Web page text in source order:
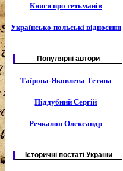
Книги про гетьманів
Українсько-польські відносини
Популярні автори
Таїрова-Яковлева Тетяна
Піддубний Сергій
Речкалов Олександр
Історичні постаті України